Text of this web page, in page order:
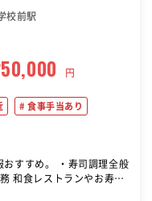
校前駅
円
食事手当あり
寿司調理全般
司